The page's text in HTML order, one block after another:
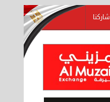
شاركنا